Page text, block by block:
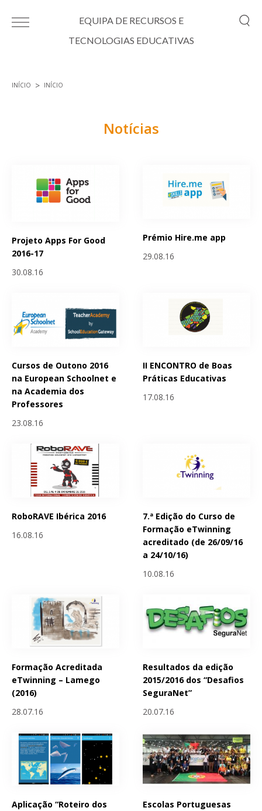
EQUIPA DE RECURSOS E
TECNOLOGIAS EDUCATIVAS
INÍCIO INÍCIO
Notícias
Projeto Apps For Good
2016-17
30.08.16
Prémio Hire.me app
29.08.16
Cursos de Outono 2016
na European Schoolnet e
na Academia dos
Professores
23.08.16
II ENCONTRO de Boas
Práticas Educativas
17.08.16
RoboRAVE Ibérica 2016
16.08.16
7.ª Edição do Curso de
Formação eTwinning
acreditado (de 26/09/16
a 24/10/16)
10.08.16
Formação Acreditada
eTwinning – Lamego
(2016)
28.07.16
Resultados da edição
2015/2016 dos “Desafios
SeguraNet”
20.07.16
Aplicação “Roteiro dos
Escolas Portuguesas
Páginas